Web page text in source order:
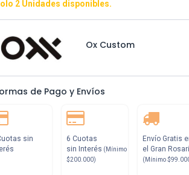
2 Unidades disponibles.
Ox Custom
de Pago y Envíos
sin
6 Cuotas
sin Interés (Mínimo
$200.000)
Envío Gratis
el Gran
(Mínimo